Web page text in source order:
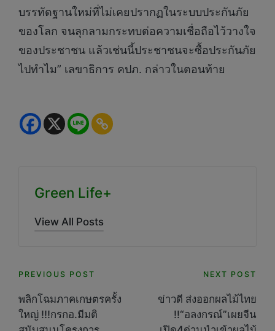
บรรทัดฐานใหม่ที่ไม่เคยปรากฏในระบบประกันภัย
ของโลก จนลุกลามกระทบต่อความเชื่อถือไว้วางใจ
ของประชาชน แล้วเช่นนี้ประชาชนจะซื้อประกันภัย
ไปทำไม” เลขาธิการ คปภ. กล่าวในตอนท้าย
Green Life+
View All Posts
Post
navigation
PREVIOUS POST
พลิกโฉมภาคเกษตรครั้ง
ใหญ่ !!!กรกอ.มีมติ
NEXT POST
ข่าวดี ส่งออกผลไม้ไทย
!!“อลงกรณ์”เผยจีน